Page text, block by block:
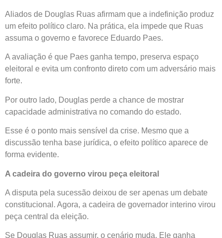
Aliados de Douglas Ruas afirmam que a indefinição produz
um efeito político claro. Na prática, ela impede que Ruas
assuma o governo e favorece Eduardo Paes.
A avaliação é que Paes ganha tempo, preserva espaço
eleitoral e evita um confronto direto com um adversário mais
forte.
Por outro lado, Douglas perde a chance de mostrar
capacidade administrativa no comando do estado.
Esse é o ponto mais sensível da crise. Mesmo que a
discussão tenha base jurídica, o efeito político aparece de
forma evidente.
A cadeira do governo virou peça eleitoral
A disputa pela sucessão deixou de ser apenas um debate
constitucional. Agora, a cadeira de governador interino virou
peça central da eleição.
Se Douglas Ruas assumir, o cenário muda. Ele ganha